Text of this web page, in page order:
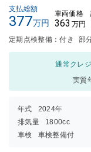
支払総額
377万円
車両価格
363 万円
定期点検整備：付き 部
通常クレ
実質
年式 2024年
排気量
1800cc
車検
車検整備付